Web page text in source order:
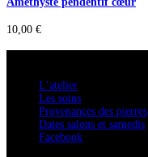
10,00 €
L’atelier
Les soins
Provenances des pierres
Dates salons et samedis
Facebook